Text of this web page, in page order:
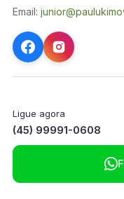
Email:
Ligue agora
(45) 99991-0608
